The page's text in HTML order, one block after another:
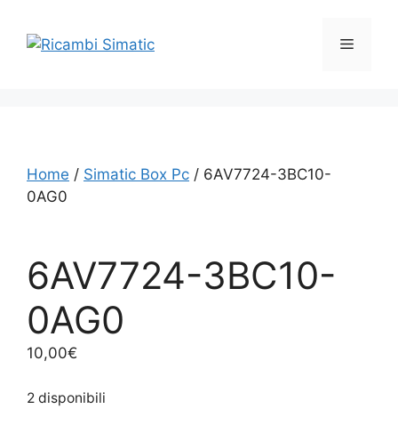
contenuto
Menu
Home / Simatic Box Pc / 6AV7724-3BC10-
0AG0
6AV7724-3BC10-
0AG0
10,00€
2 disponibili